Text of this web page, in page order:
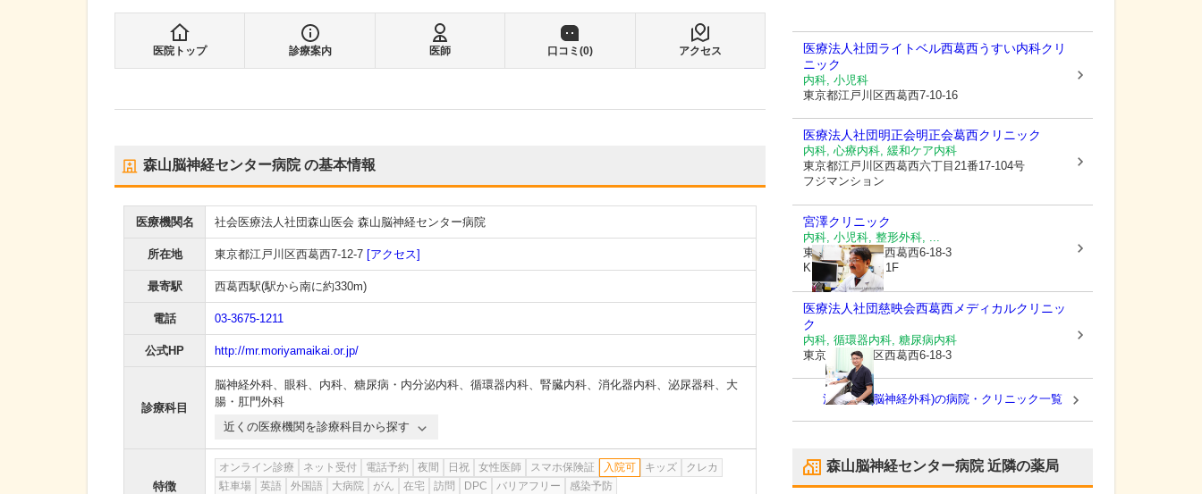
医院トップ 診療案内 医師 口コミ(0) アクセス
森山脳神経センター病院の基本情報
医療機関名 社会医療法人社団森山医会 森山脳神経センター病院
所在地 東京都江戸川区西葛西7-12-7 [アクセス]
最寄駅 西葛西駅(駅から南に約330m)
電話 03-3675-1211
公式HP http://mr.moriyamaikai.or.jp/
診療科目
脳神経外科、 眼科、 内科、 糖尿病・内分泌内科、 循環器内科、 腎臓内科、 消化器内科、 泌尿器科、 大
腸・肛門外科
近くの医療機関を診療科目から探す
特徴
オンライン診療 ネット受付 電話予約 夜間 日祝 女性医師 スマホ保険証 入院可 キッズ
クレカ
駐車場
英語 外国語 大病院 がん 在宅 訪問 DPC バリアフリー
感染予防
医療法人社団ライトベル西葛西うすい内科クリ
ニック
内科, 小児科
東京都江戸川区西葛西7-10-16
医療法人社団明正会明正会葛西クリニック
内科, 心療内科, 緩和ケア内科
東京都江戸川区西葛西六丁目21番17-104号
フジマンション
宮澤クリニック
内科, 小児科, 整形外科, ...
東京都江戸川区西葛西6-18-3
KIRAKUビルⅡ 1F
医療法人社団慈映会西葛西メディカルクリニッ
ク
内科, 循環器内科, 糖尿病内科
東京都江戸川区西葛西6-18-3
江戸川区(脳神経外科)の病院・クリニック一覧
森山脳神経センター病院近隣の薬局